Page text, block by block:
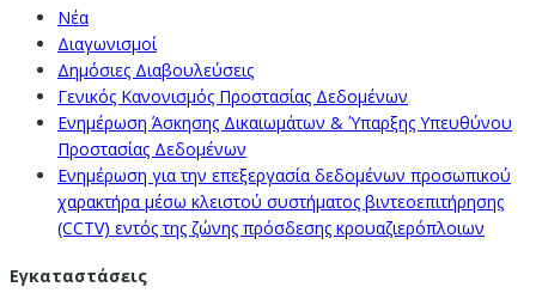
Νέα
Διαγωνισμοί
Δημόσιες Διαβουλεύσεις
Γενικός Κανονισμός Προστασίας Δεδομένων
Ενημέρωση Άσκησης Δικαιωμάτων & Ύπαρξης Υπευθύνου
Προστασίας Δεδομένων
Ενημέρωση για την επεξεργασία δεδομένων προσωπικού
χαρακτήρα μέσω κλειστού συστήματος βιντεοεπιτήρησης
(CCTV) εντός της ζώνης πρόσδεσης κρουαζιερόπλοιων
Εγκαταστάσεις